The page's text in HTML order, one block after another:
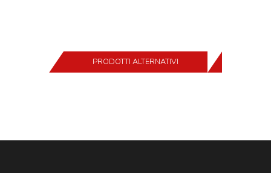
PRODOTTI ALTERNATIVI